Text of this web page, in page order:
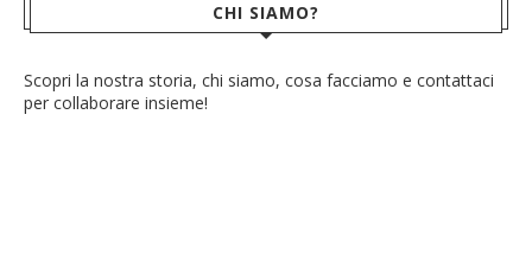
CHI SIAMO?
Scopri la nostra storia, chi siamo, cosa facciamo e contattaci
per collaborare insieme!